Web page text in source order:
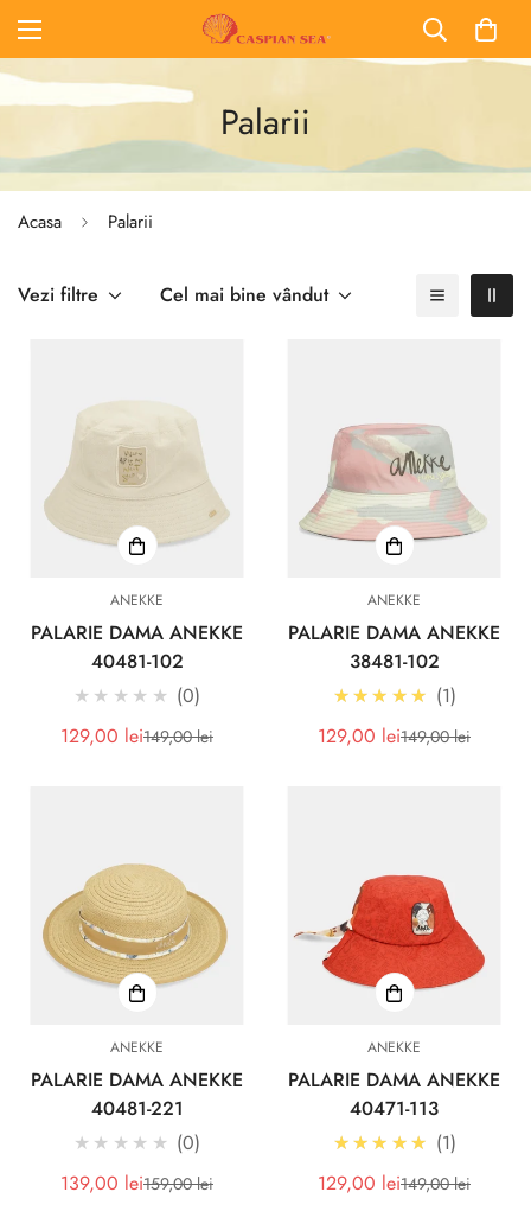
Palarii
Acasa Palarii
Vezi filtre Cel mai bine vândut
ANEKKE
PALARIE DAMA ANEKKE
40481-102
★★★★★
0
Pret
129,00 leiPret
149,00 lei
ANEKKE
PALARIE DAMA ANEKKE
38481-102
★★★★★ 5.0
1
Pret
129,00 leiPret
149,00 lei
ANEKKE
PALARIE DAMA ANEKKE
40481-221
★★★★★
0
Pret
139,00 leiPret
159,00 lei
ANEKKE
PALARIE DAMA ANEKKE
40471-113
★★★★★ 5.0
1
Pret
129,00 leiPret
149,00 lei